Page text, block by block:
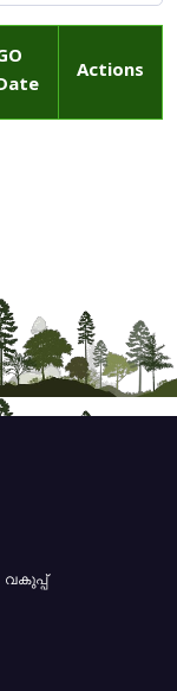
Actions
വകുപ്പ്